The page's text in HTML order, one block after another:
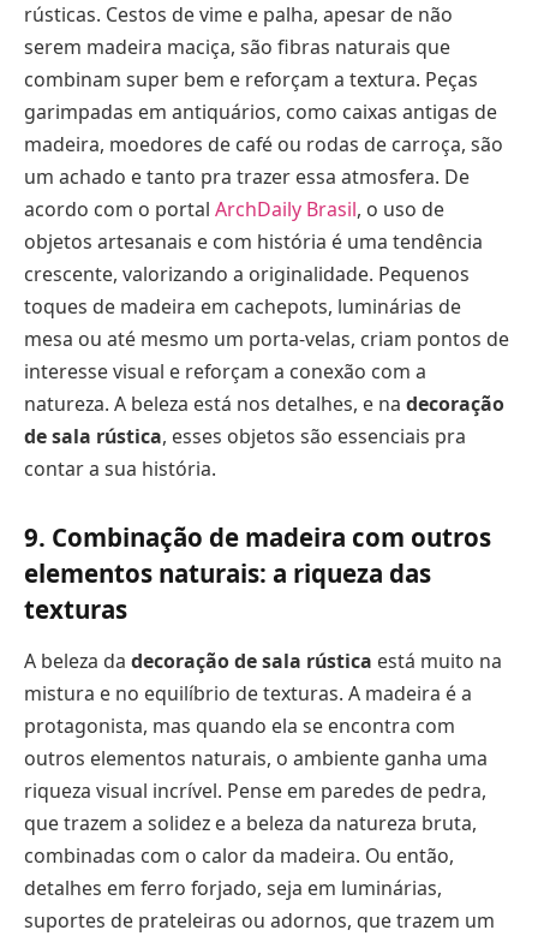
rústicas. Cestos de vime e palha, apesar de não
serem madeira maciça, são fibras naturais que
combinam super bem e reforçam a textura. Peças
garimpadas em antiquários, como caixas antigas de
madeira, moedores de café ou rodas de carroça, são
um achado e tanto pra trazer essa atmosfera. De
acordo com o portal ArchDaily Brasil, o uso de
objetos artesanais e com história é uma tendência
crescente, valorizando a originalidade. Pequenos
toques de madeira em cachepots, luminárias de
mesa ou até mesmo um porta-velas, criam pontos de
interesse visual e reforçam a conexão com a
natureza. A beleza está nos detalhes, e na decoração
de sala rústica, esses objetos são essenciais pra
contar a sua história.
9. Combinação de madeira com outros
elementos naturais: a riqueza das
texturas
A beleza da decoração de sala rústica está muito na
mistura e no equilíbrio de texturas. A madeira é a
protagonista, mas quando ela se encontra com
outros elementos naturais, o ambiente ganha uma
riqueza visual incrível. Pense em paredes de pedra,
que trazem a solidez e a beleza da natureza bruta,
combinadas com o calor da madeira. Ou então,
detalhes em ferro forjado, seja em luminárias,
suportes de prateleiras ou adornos, que trazem um